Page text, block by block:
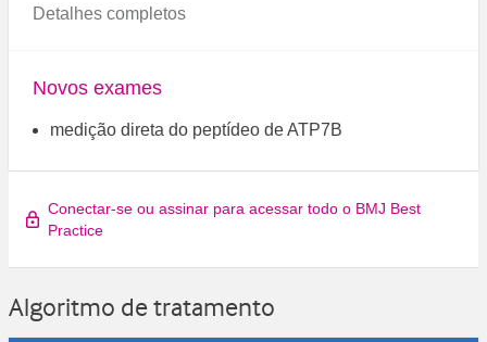
Detalhes completos
Novos exames
medição direta do peptídeo de ATP7B
Conectar-se ou assinar para acessar todo o BMJ Best
Practice
Algoritmo de tratamento